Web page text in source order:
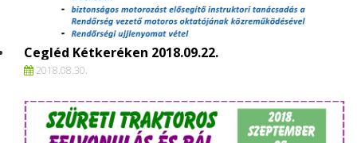
Cegléd Kétkeréken 2018.09.22.
2018.08.30.